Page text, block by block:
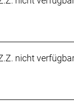
in Angriff
nicht